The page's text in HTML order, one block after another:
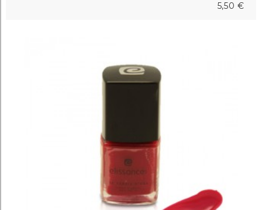
5,50 €